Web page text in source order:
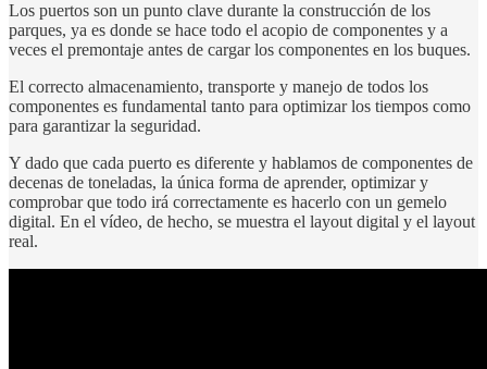
Los puertos son un punto clave durante la construcción de los
parques, ya es donde se hace todo el acopio de componentes y a
veces el premontaje antes de cargar los componentes en los buques.
El correcto almacenamiento, transporte y manejo de todos los
componentes es fundamental tanto para optimizar los tiempos como
para garantizar la seguridad.
Y dado que cada puerto es diferente y hablamos de componentes de
decenas de toneladas, la única forma de aprender, optimizar y
comprobar que todo irá correctamente es hacerlo con un gemelo
digital. En el vídeo, de hecho, se muestra el layout digital y el layout
real.